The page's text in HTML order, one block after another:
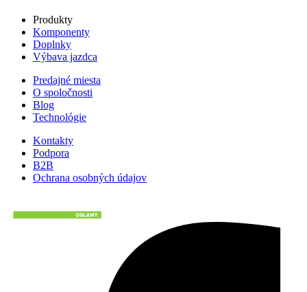
Produkty
Komponenty
Doplnky
Výbava jazdca
Predajné miesta
O spoločnosti
Blog
Technológie
Kontakty
Podpora
B2B
Ochrana osobných údajov